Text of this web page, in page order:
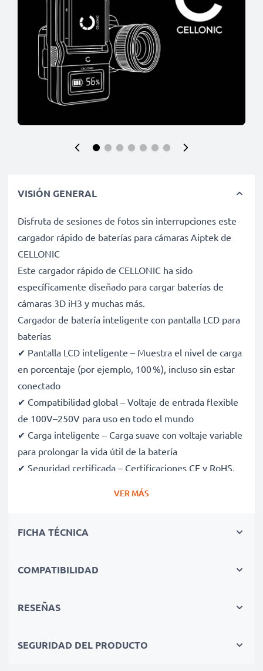
VISIÓN GENERAL
Disfruta de sesiones de fotos sin interrupciones este
cargador rápido de baterías para cámaras Aiptek de
CELLONIC
Este cargador rápido de CELLONIC ha sido
específicamente diseñado para cargar baterías de
cámaras 3D iH3 y muchas más.
Cargador de batería inteligente con pantalla LCD para
baterías
✔ Pantalla LCD inteligente – Muestra el nivel de carga
en porcentaje (por ejemplo, 100 %), incluso sin estar
conectado
✔ Compatibilidad global – Voltaje de entrada flexible
de 100V–250V para uso en todo el mundo
✔ Carga inteligente – Carga suave con voltaje variable
para prolongar la vida útil de la batería
✔ Seguridad certificada – Certificaciones CE y RoHS,
bolsa de cámara
de carga flexible y resistente, con fuente de
1x batería de 1000mAh: aprox. 2 horas
VER MÁS
FICHA TÉCNICA
COMPATIBILIDAD
RESEÑAS
SEGURIDAD DEL PRODUCTO